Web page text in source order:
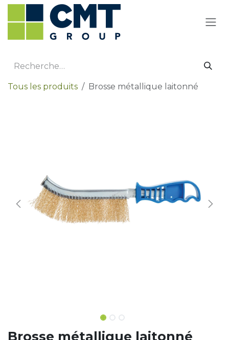
Se rendre au contenu
Tous les produits Brosse métallique laitonné
Brosse métallique laitonné